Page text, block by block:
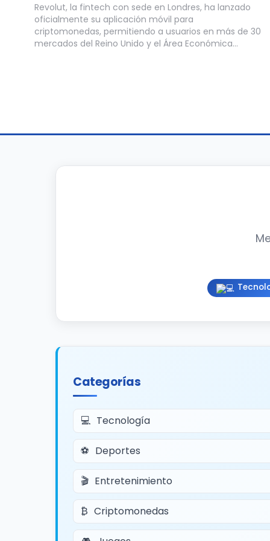
Revolut, la fintech con sede en Londres, ha lanzado
oficialmente su aplicación móvil para
criptomonedas, permitiendo a usuarios en más de 30
mercados del Reino Unido y el Área Económica…
Categorías
Tecnología
Deportes
Entretenimiento
Criptomonedas